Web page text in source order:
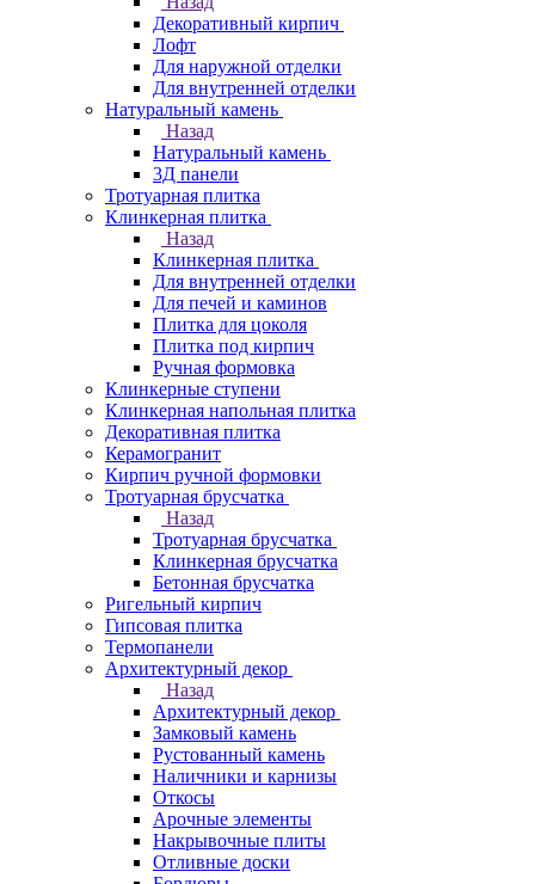
Декоративный кирпич
Лофт
Для наружной отделки
Для внутренней отделки
Натуральный камень
Назад
Натуральный камень
3Д панели
Тротуарная плитка
Клинкерная плитка
Назад
Клинкерная плитка
Для внутренней отделки
Для печей и каминов
Плитка для цоколя
Плитка под кирпич
Ручная формовка
Клинкерные ступени
Клинкерная напольная плитка
Декоративная плитка
Керамогранит
Кирпич ручной формовки
Тротуарная брусчатка
Назад
Тротуарная брусчатка
Клинкерная брусчатка
Бетонная брусчатка
Ригельный кирпич
Гипсовая плитка
Термопанели
Архитектурный декор
Назад
Архитектурный декор
Замковый камень
Рустованный камень
Наличники и карнизы
Откосы
Арочные элементы
Накрывочные плиты
Отливные доски